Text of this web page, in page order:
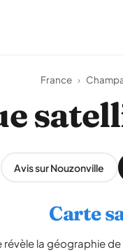
France ›
Avis sur Nouzonville
Carte
la géographie